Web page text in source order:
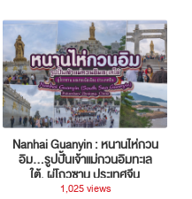
Nanhai Guanyin : หนานไห่กวน
อิม...รูปปั้นเจ้าแม่กวนอิมทะเล
ใต้, ผู่โถวซาน ประเทศจีน
1,025 views